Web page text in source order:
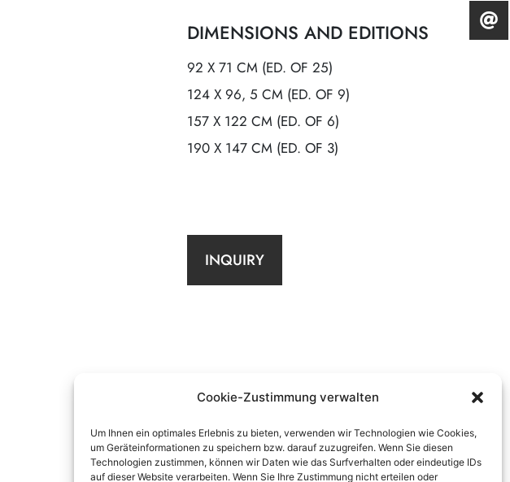
Cookie-Zustimmung verwalten
Um Ihnen ein optimales Erlebnis zu bieten, verwenden wir Technologien wie Cookies,
um Geräteinformationen zu speichern bzw. darauf zuzugreifen. Wenn Sie diesen
Technologien zustimmen, können wir Daten wie das Surfverhalten oder eindeutige IDs
auf dieser Website verarbeiten. Wenn Sie Ihre Zustimmung nicht erteilen oder
DIMENSIONS AND EDITIONS
92 X 71 CM (ED. OF 25)
124 X 96, 5 CM (ED. OF 9)
157 X 122 CM (ED. OF 6)
190 X 147 CM (ED. OF 3)
INQUIRY